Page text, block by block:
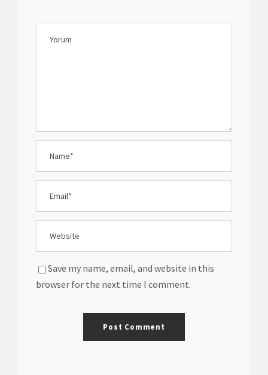
Save my name, email, and website in this
browser for the next time I comment.